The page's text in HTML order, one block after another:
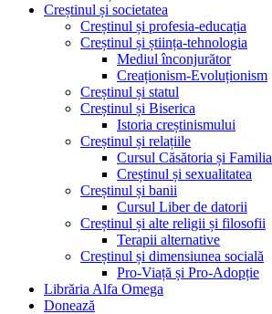
Creștinul și societatea
Creștinul și profesia-educația
Creștinul și știința-tehnologia
Mediul înconjurător
Creaționism-Evoluționism
Creștinul și statul
Creștinul și Biserica
Istoria creștinismului
Creștinul și relațiile
Cursul Căsătoria și Familia
Creștinul și sexualitatea
Creștinul și banii
Cursul Liber de datorii
Creștinul și alte religii și filosofii
Terapii alternative
Creștinul și dimensiunea socială
Pro-Viață și Pro-Adopție
Librăria Alfa Omega
Donează